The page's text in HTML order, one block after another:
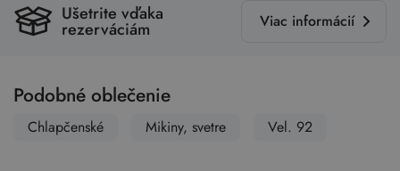
Ušetrite vďaka
rezerváciám Viac informácií
Podobné oblečenie
Chlapčenské Mikiny, svetre Vel. 92